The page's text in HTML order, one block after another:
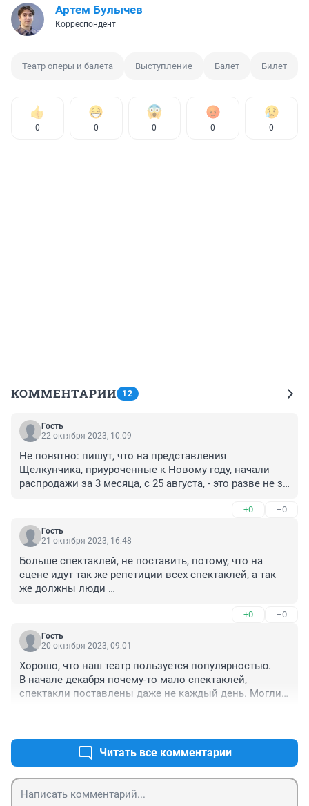
Артем Булычев
Корреспондент
Театр оперы и балета Выступление Балет Билет
0 0 0 0 0
КОММЕНТАРИИ 12
Гость
22 октября 2023, 10:09
Не понятно: пишут, что на представления
Щелкунчика, приуроченные к Новому году, начали
распродажи за 3 месяца, с 25 августа, - это разве не за
Наверное, целевым маршем билеты проследовали к
детям Правительства РБ, депутатов и ещё с ними.
+0 –0
Гость
21 октября 2023, 16:48
Больше спектаклей, не поставить, потому, что на
сцене идут так же репетиции всех спектаклей, а так
же должны люди
утра идут на классику, потом репетицию, и после
бывает сразу на спектакль. На радость, особенно для
своих детей, родители всегда идут на жертвы,
население тратит на сигареты и спиртные напитки,
особенно мужчины, детей можно было бы каждый
месяц на эти деньги водить в театр.
+0 –0
Гость
20 октября 2023, 09:01
Хорошо, что наш театр пользуется популярностью.
В начале декабря почему-то мало спектаклей,
спектакли поставлены даже не каждый день. Могли
Читать все комментарии